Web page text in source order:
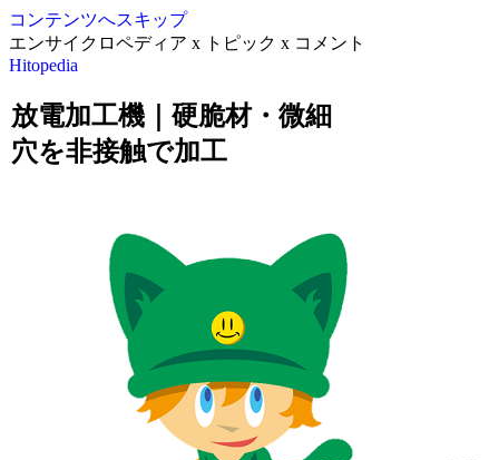
コンテンツへスキップ
エンサイクロペディア x トピック x コメント
Hitopedia
放電加工機｜硬脆材・微細
穴を非接触で加工